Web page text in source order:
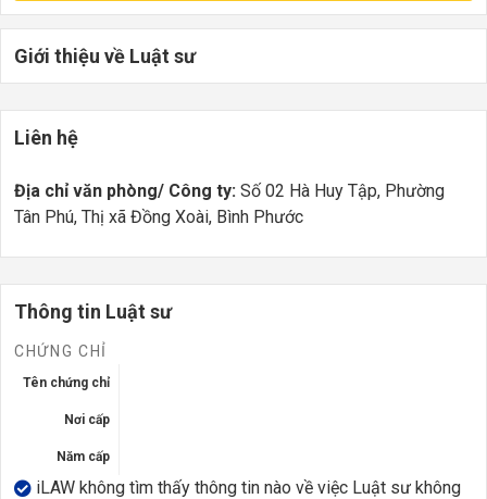
Giới thiệu về Luật sư
Liên hệ
Địa chỉ văn phòng/ Công ty: Số 02 Hà Huy Tập, Phường
Tân Phú, Thị xã Đồng Xoài, Bình Phước
Thông tin Luật sư
CHỨNG CHỈ
Tên chứng chỉ
Nơi cấp
Năm cấp
iLAW không tìm thấy thông tin nào về việc Luật sư không